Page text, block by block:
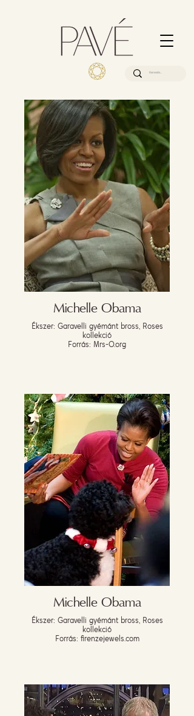
Michelle Obama
Ékszer: Garavelli gyémánt bross, Roses
kollekció
Forrás: Mrs-O.org
Michelle Obama
Ékszer: Garavelli gyémánt bross, Roses
kollekció
Forrás: firenzejewels.com